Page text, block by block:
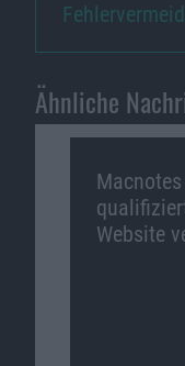
Ähnliche
Website